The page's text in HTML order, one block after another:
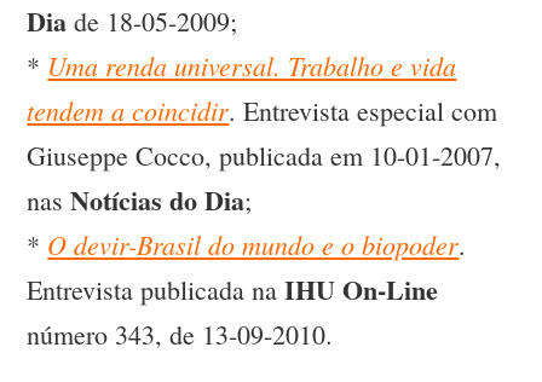
Dia de 18-05-2009;
* Uma renda universal. Trabalho e vida
tendem a coincidir. Entrevista especial com
Giuseppe Cocco, publicada em 10-01-2007,
nasNotícias do Dia;
* O devir-Brasil do mundo e o biopoder.
Entrevista publicada naIHU On-Line
número 343, de 13-09-2010.